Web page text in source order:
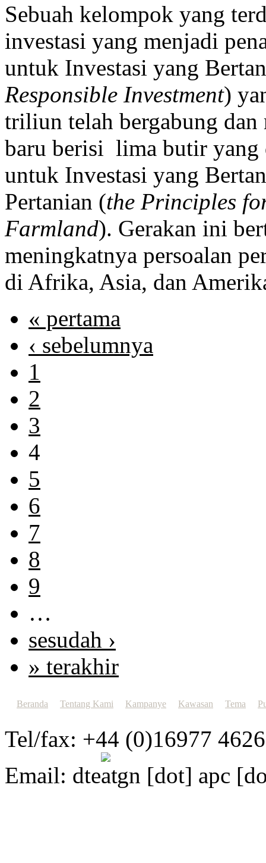
Sebuah kelompok yang
investasi yang menjadi
untuk Investasi yang
Responsible Investment)
triliun telah bergabung dan
baru berisi lima butir yang
untuk Investasi yang
Pertanian (the Principles
Farmland). Gerakan ini
meningkatnya persoalan
di Afrika, Asia, dan
« pertama
‹ sebelumnya
1
2
3
4
5
6
7
8
9
…
sesudah ›
» terakhir
Beranda Tentang Kami Kampanye Kawasan Tema
Tel/fax: +44 (0)16977
Email: dte gn [dot] apc